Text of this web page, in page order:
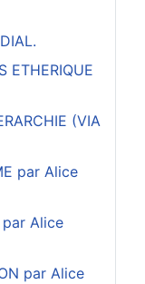
ETHERIQUE
(VIA
par Alice
par Alice
par Alice